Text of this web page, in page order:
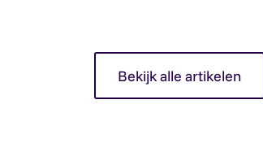
Bekijk alle artikelen